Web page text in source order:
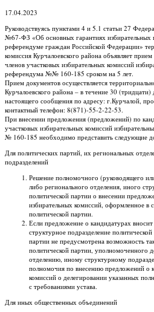
17.04.2023
Руководствуясь пунктами 4 и 5.1 статьи 27
№67-ФЗ «Об основных гарантиях избирательных
референдуме граждан Российской Федерации»
комиссия Курчалоевского района объявляет
членов участковых избирательных комиссий
референдума №№ 160-185 сроком на 5 лет.
Прием документов осуществляется
Курчалоевского района – в течение 30
настоящего сообщения по адресу: г.Курчалой,
контактный телефон: 8(871)-55-2-22-53.
При внесении предложения (предложений) по
участковых избирательных комиссий
№ 160-185 необходимо представить следующие
Для политических партий, их региональных
подразделений
Решение полномочного (руководящего
либо регионального отделения, иного
политической партии о внесении
избирательных комиссий, оформленное в
политической партии.
Если предложение о кандидатурах
структурное подразделение
партии не предусмотрена возможность
политической партии, уполномоченного
отделению, иному структурному
полномочия по внесению предложений о
комиссий о делегировании указанных
с требованиями устава.
Для иных общественных объединений